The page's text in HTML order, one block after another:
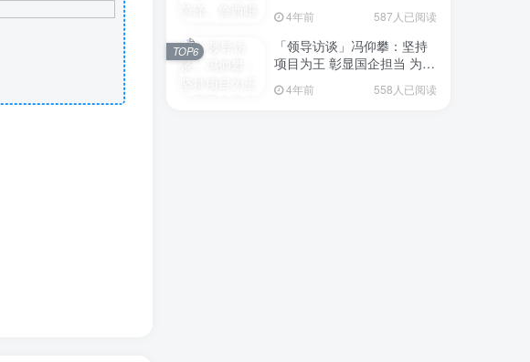
意见稿）政策分析研判会议
4年前 587人已阅读
「领导访谈」冯仰攀：坚持
项目为王 彰显国企担当 为全
点项目建设贡献“交发力量”
4年前 558人已阅读
TOP6